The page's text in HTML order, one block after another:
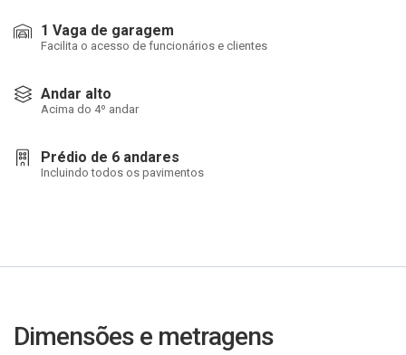
1 Vaga de garagem
Facilita o acesso de funcionários e clientes
Andar alto
Acima do 4º andar
Prédio de 6 andares
Incluindo todos os pavimentos
Dimensões e metragens